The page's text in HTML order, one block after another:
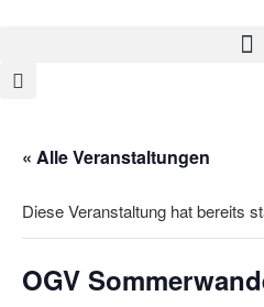
« Alle Veranstaltungen
Diese Veranstaltung hat bereits
OGV